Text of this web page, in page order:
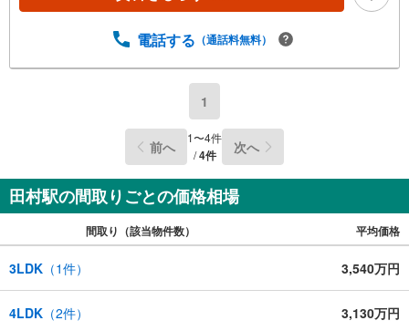
電話する （通話料無料）
1
前へ 1〜4件
/4件 次へ
田村駅の間取りごとの価格相場
間取り（該当物件数） 平均価格
3LDK （1件） 3,540万円
4LDK （2件） 3,130万円